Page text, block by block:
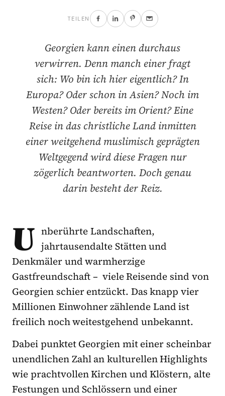
TEILEN
Georgien kann einen durchaus
verwirren. Denn manch einer fragt
sich: Wo bin ich hier eigentlich? In
Europa? Oder schon in Asien? Noch im
Westen? Oder bereits im Orient? Eine
Reise in das christliche Land inmitten
einer weitgehend muslimisch geprägten
Weltgegend wird diese Fragen nur
zögerlich beantworten. Doch genau
darin besteht der Reiz.
U nberührte Landschaften,
jahrtausendalte Stätten und
Denkmäler und warmherzige
Gastfreundschaft – viele Reisende sind von
Georgien schier entzückt. Das knapp vier
Millionen Einwohner zählende Land ist
freilich noch weitestgehend unbekannt.
Dabei punktet Georgien mit einer scheinbar
unendlichen Zahl an kulturellen Highlights
wie prachtvollen Kirchen und Klöstern, alte
Festungen und Schlössern und einer